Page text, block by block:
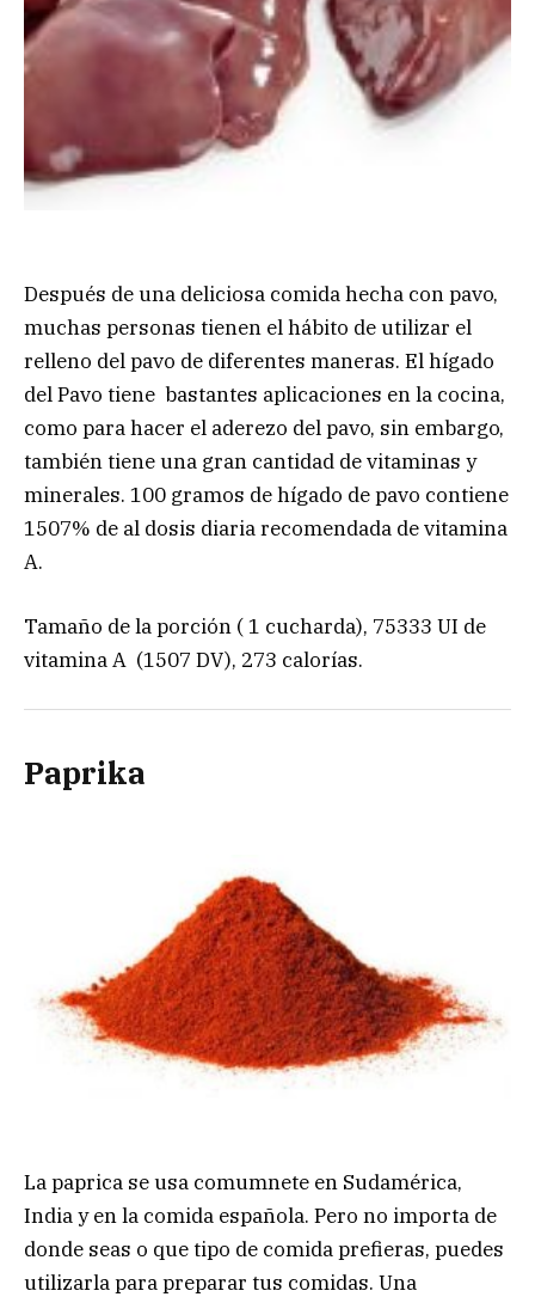
Después de una deliciosa comida hecha con pavo,
muchas personas tienen el hábito de utilizar el
relleno del pavo de diferentes maneras. El hígado
del Pavo tiene bastantes aplicaciones en la cocina,
como para hacer el aderezo del pavo, sin embargo,
también tiene una gran cantidad de vitaminas y
minerales. 100 gramos de hígado de pavo contiene
1507% de al dosis diaria recomendada de vitamina
A.
Tamaño de la porción ( 1 cucharda), 75333 UI de
vitamina A (1507 DV), 273 calorías.
Paprika
La paprica se usa comumnete en Sudamérica,
India y en la comida española. Pero no importa de
donde seas o que tipo de comida prefieras, puedes
utilizarla para preparar tus comidas. Una